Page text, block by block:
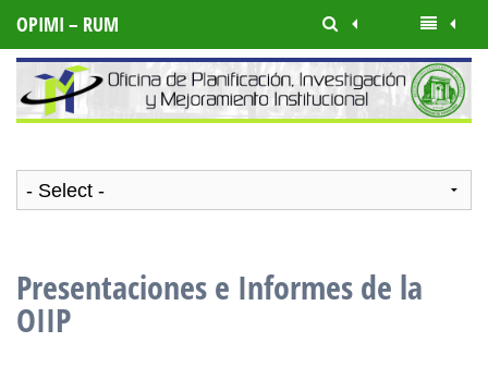
OPIMI – RUM
Presentaciones e Informes de la
OIIP